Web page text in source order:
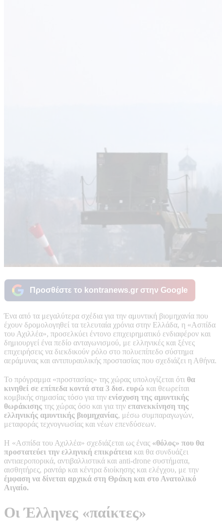
Προσθέστε το kontranews.gr στην Google
Ένα από τα μεγαλύτερα σχέδια για την αμυντική βιομηχανία που
έχουν δρομολογηθεί τα τελευταία χρόνια στην Ελλάδα, η «Ασπίδα
του Αχιλλέα», προσελκύει έντονο επιχειρηματικό ενδιαφέρον και
δημιουργεί ένα πεδίο ανταγωνισμού, με ελληνικές και ξένες
επιχειρήσεις να διεκδικούν ρόλο στο πολυεπίπεδο σύστημα
αεράμυνας και αντιπυραυλικής προστασίας που σχεδιάζει η Αθήνα.
Το πρόγραμμα «προστασίας» της χώρας υπολογίζεται ότι θα
κινηθεί σε επίπεδα κοντά στα 3 δισ. ευρώ και θεωρείται
κομβικής σημασίας τόσο για την ενίσχυση της αμυντικής
θωράκισης της χώρας όσο και για την επανεκκίνηση της
ελληνικής αμυντικής βιομηχανίας, μέσω συμπαραγωγών,
μεταφοράς τεχνογνωσίας και νέων επενδύσεων.
Η «Ασπίδα του Αχιλλέα» σχεδιάζεται ως ένας «θόλος» που θα
προστατεύει την ελληνική επικράτεια και θα συνδυάζει
αντιαεροπορικά, αντιβαλλιστικά και anti-drone συστήματα,
αισθητήρες, ραντάρ και κέντρα διοίκησης και ελέγχου, με την
έμφαση να δίνεται αρχικά στη Θράκη και στο Ανατολικό
Αιγαίο.
Οι Έλληνες «παίκτες»